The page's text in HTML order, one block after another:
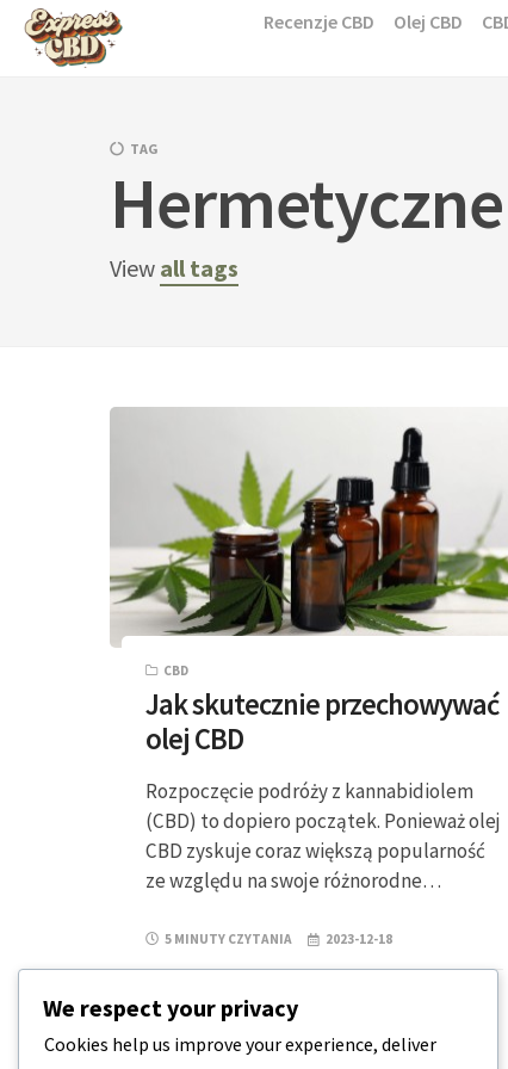
Skip
Recenzje CBD Olej CBD
TAG
View all tags
CBD
Jak skutecznie przechowywać
olej CBD
Rozpoczęcie podróży z kannabidiolem
(CBD) to dopiero początek. Ponieważ olej
CBD zyskuje coraz większą popularność
ze względu na swoje różnorodne…
5 MINUTY CZYTANIA 2023-12-18
We respect your privacy
Cookies help us improve your experience, deliver